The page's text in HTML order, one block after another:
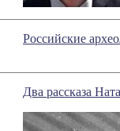
Российские
Два рассказа